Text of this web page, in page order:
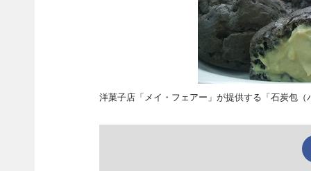
洋菓子店「メイ・フェアー」が提供する「石炭包（